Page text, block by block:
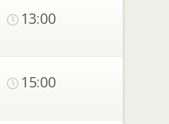
13:00
15:00